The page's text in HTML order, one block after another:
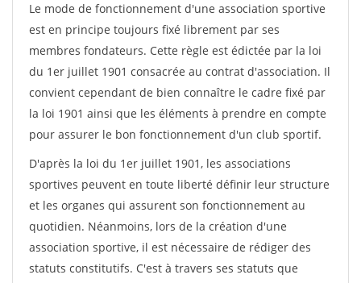
Le mode de fonctionnement d'une association sportive
est en principe toujours fixé librement par ses
membres fondateurs. Cette règle est édictée par la loi
du 1er juillet 1901 consacrée au contrat d'association. Il
convient cependant de bien connaître le cadre fixé par
la loi 1901 ainsi que les éléments à prendre en compte
pour assurer le bon fonctionnement d'un club sportif.
D'après la loi du 1er juillet 1901, les associations
sportives peuvent en toute liberté définir leur structure
et les organes qui assurent son fonctionnement au
quotidien. Néanmoins, lors de la création d'une
association sportive, il est nécessaire de rédiger des
statuts constitutifs. C'est à travers ses statuts que